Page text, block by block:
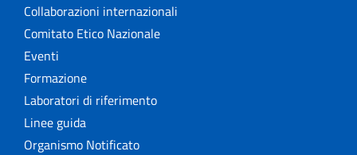
Collaborazioni internazionali
Comitato Etico Nazionale
Eventi
Formazione
Laboratori di riferimento
Linee guida
Organismo Notificato